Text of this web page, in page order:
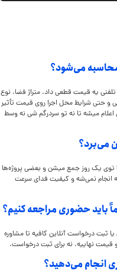
می‌شود؟
یه قیمت قطعی داد. متراژ فضا، نوع
و حتی شرایط محل اجرا روی قیمت تأثیر
میشه تا نه تو سردرگم شی نه وسط
می‌برد؟
توی یک روز جمع میشن و بعضی پروژه‌ها
انجام نمی‌شه و کیفیت فدای سرعت
باید حضوری مراجعه کنیم؟
ثبت درخواست آنلاین کافیه تا مشاوره
قیمت نهاییه، نه برای ثبت درخواست.
انجام می‌دهید؟